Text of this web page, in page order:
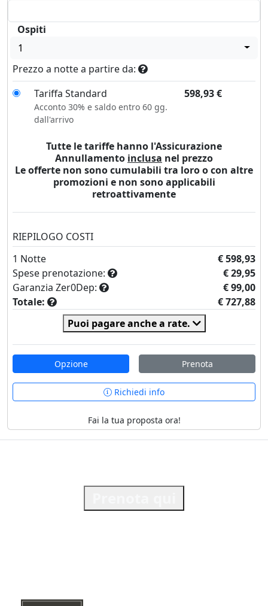
Ospiti
1
Prezzo a notte a partire da:
Tariffa Standard
598,93€
Acconto 30% e saldo entro 60 gg.
dall'arrivo
Tutte le tariffe hanno l'Assicurazione
Annullamento inclusa nel prezzo
Le offerte non sono cumulabili tra loro o con altre
promozioni e non sono applicabili
retroattivamente
RIEPILOGO COSTI
1 Notte
€ 598,93
Spese prenotazione:
€ 29,95
Garanzia Zer0Dep:
€ 99,00
Totale:
€ 727,88
Puoi pagare anche a rate.
Opzione Prenota
Richiedi info
Fai la tua proposta ora!